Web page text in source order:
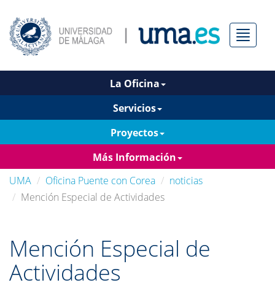
Menú
La Oficina
Servicios
Proyectos
Más Información
UMA
Oficina Puente con Corea
noticias
Mención Especial de Actividades
Mención Especial de
Actividades